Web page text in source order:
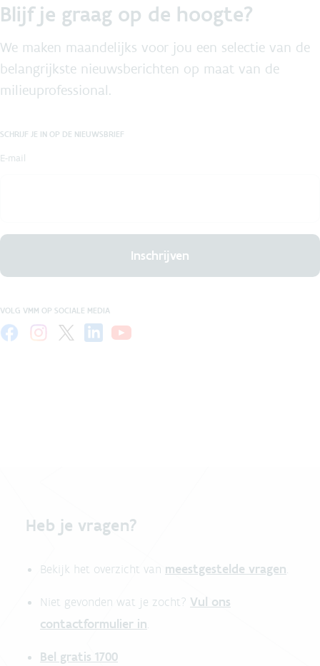
Blijf je graag op de hoogte?
We maken maandelijks voor jou een selectie van de
belangrijkste nieuwsberichten op maat van de
milieuprofessional.
SCHRIJF JE IN OP DE NIEUWSBRIEF
E-mail
Inschrijven
VOLG VMM OP SOCIALE MEDIA
Heb je vragen?
Bekijk het overzicht van meestgestelde vragen.
Niet gevonden wat je zocht? Vul ons
contactformulier in.
Bel gratis 1700